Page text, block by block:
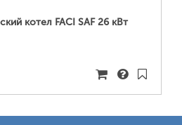
котел FACI SAF 26 кВт